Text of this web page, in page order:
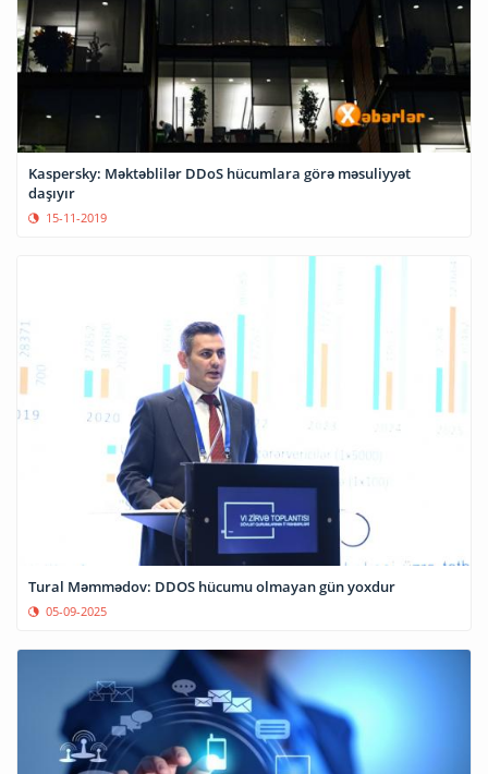
Kaspersky: Məktəblilər DDoS hücumlara görə məsuliyyət
daşıyır
15-11-2019
Tural Məmmədov: DDOS hücumu olmayan gün yoxdur
05-09-2025